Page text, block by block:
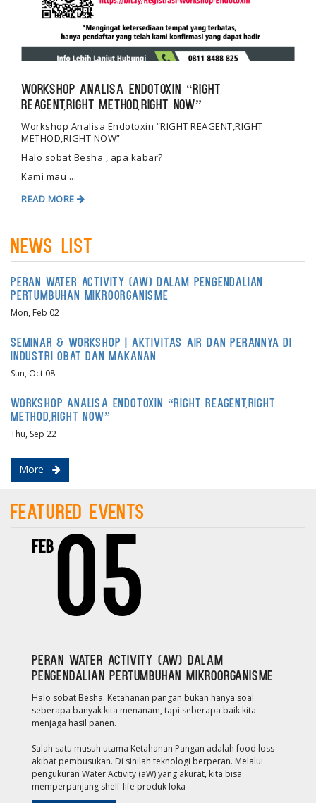
Workshop Analisa Endotoxin “RIGHT
REAGENT,RIGHT METHOD,RIGHT NOW”
Workshop Analisa Endotoxin “RIGHT REAGENT,RIGHT
METHOD,RIGHT NOW”
Halo sobat Besha , apa kabar?
Kami mau ...
READ MORE
News List
Peran Water Activity (aW) dalam Pengendalian
Pertumbuhan Mikroorganisme
Mon, Feb 02
Seminar & Workshop | Aktivitas Air dan Perannya di
Industri Obat dan Makanan
Sun, Oct 08
Workshop Analisa Endotoxin “RIGHT REAGENT,RIGHT
METHOD,RIGHT NOW”
Thu, Sep 22
More
Featured Events
Feb 05
Peran Water Activity (AW) dalam
pengendalian pertumbuhan mikroorganisme
Halo sobat Besha. Ketahanan pangan bukan hanya soal
seberapa banyak kita menanam, tapi seberapa baik kita
menjaga hasil panen.
Salah satu musuh utama Ketahanan Pangan adalah food loss
akibat pembusukan. Di sinilah teknologi berperan. Melalui
pengukuran Water Activity (aW) yang akurat, kita bisa
memperpanjang shelf-life produk loka